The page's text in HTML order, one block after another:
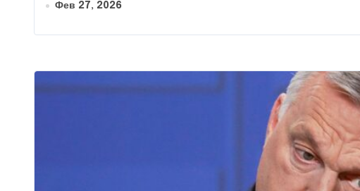
Фев 27, 2026